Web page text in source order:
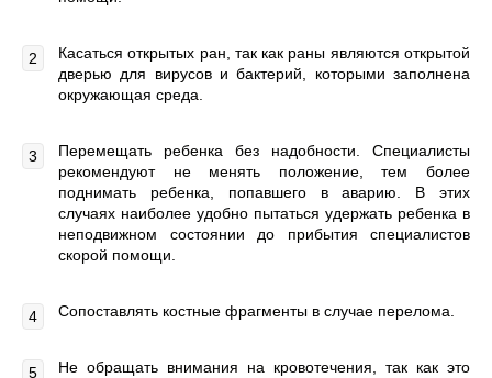
Касаться открытых ран, так как раны являются открытой
дверью для вирусов и бактерий, которыми заполнена
окружающая среда.
Перемещать ребенка без надобности. Специалисты
рекомендуют не менять положение, тем более
поднимать ребенка, попавшего в аварию. В этих
случаях наиболее удобно пытаться удержать ребенка в
неподвижном состоянии до прибытия специалистов
скорой помощи.
Сопоставлять костные фрагменты в случае перелома.
Не обращать внимания на кровотечения, так как это